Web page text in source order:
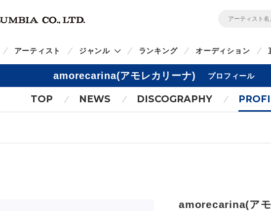
アーティスト ジャンル ランキング オーディション
amorecarina(アモレカリーナ) プロフィール
TOP NEWS DISCOGRAPHY
amorecarina(ア